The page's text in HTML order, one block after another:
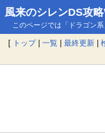
風来のシレンDS攻
このページでは「ドラゴン
[ トップ| 一覧 | 最終更新 |